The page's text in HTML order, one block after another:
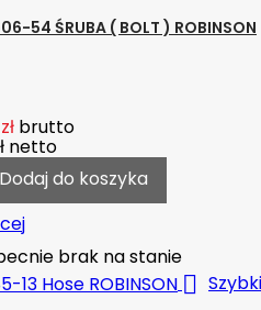
54 ŚRUBA ( BOLT ) ROBINSON
brutto
netto
Dodaj do koszyka
brak na stanie
